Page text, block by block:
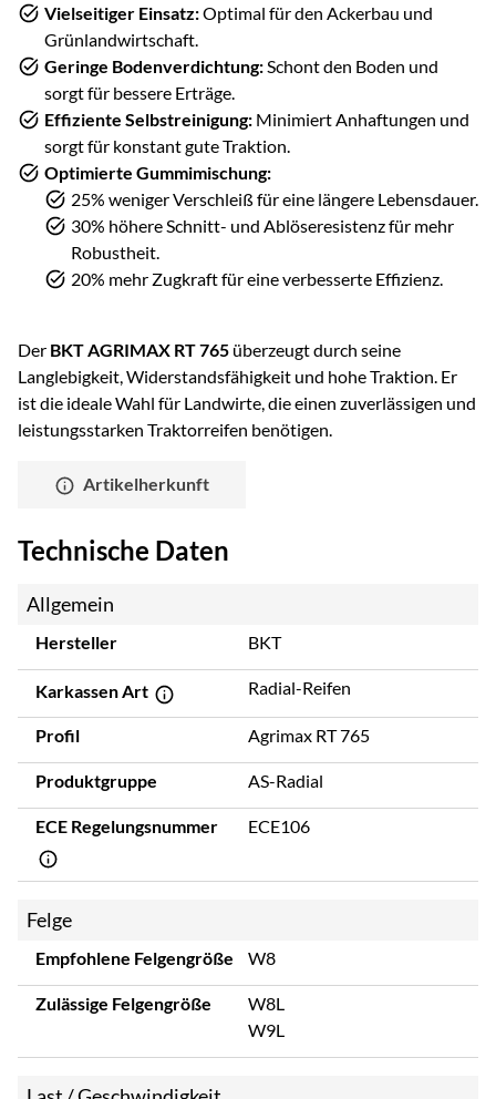
Vielseitiger Einsatz:Optimal für den Ackerbau und
Grünlandwirtschaft.
Geringe Bodenverdichtung: Schont den Boden und
sorgt für bessere Erträge.
Effiziente Selbstreinigung: Minimiert Anhaftungen und
sorgt für konstant gute Traktion.
Optimierte Gummimischung:
25% weniger Verschleiß für eine längere Lebensdauer.
30% höhere Schnitt- und Ablöseresistenz für mehr
Robustheit.
20% mehr Zugkraft für eine verbesserte Effizienz.
Der BKT AGRIMAX RT 765 überzeugt durch seine
Langlebigkeit, Widerstandsfähigkeit und hohe Traktion. Er
ist die ideale Wahl für Landwirte, die einen zuverlässigen und
leistungsstarken Traktorreifen benötigen.
Artikelherkunft
Technische Daten
Allgemein
Hersteller BKT
Karkassen Art Radial-Reifen
Profil Agrimax RT 765
Produktgruppe AS-Radial
ECE Regelungsnummer ECE106
Felge
Empfohlene Felgengröße W8
Zulässige Felgengröße
W8L
W9L